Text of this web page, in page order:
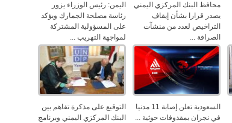
محافظ البنك المركزي اليمني
يصدر قرارا بشأن إيقاف
التراخيص لعدد من منشآت
الصرافة ...
اليمن: رئيس الوزراء يزور
رئاسة مصلحة الجمارك ويؤكد
على المسؤولية المشتركة
لمواجهة التهريب ...
السعودية تعلن إصابة 11 مدنيا
في نجران بمقذوفات حوثية ...
التوقيع على مذكرة تفاهم بين
البنك المركزي اليمني وبرنامج